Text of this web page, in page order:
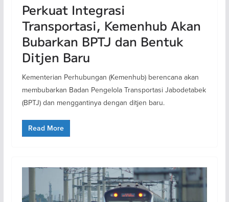
Perkuat Integrasi
Transportasi, Kemenhub Akan
Bubarkan BPTJ dan Bentuk
Ditjen Baru
Kementerian Perhubungan (Kemenhub) berencana akan
membubarkan Badan Pengelola Transportasi Jabodetabek
(BPTJ) dan menggantinya dengan ditjen baru.
Read More